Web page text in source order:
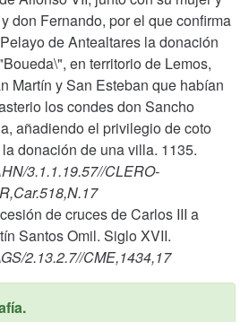
don Fernando, por el que confirma
de Antealtares la donación
en territorio de Lemos,
Martín y San Esteban que habían
los condes don Sancho
añadiendo el privilegio de coto
donación de una villa. 1135.
3.1.1.19.57//CLERO-
de cruces de Carlos III a
Santos Omil. Siglo XVII.
2.13.2.7//CME,1434,17